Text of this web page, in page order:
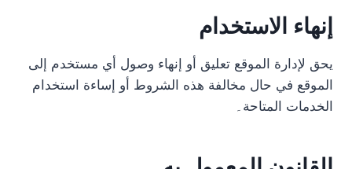
إنهاء الاستخدام
يحق لإدارة الموقع تعليق أو إنهاء وصول أي مستخدم إلى
الموقع في حال مخالفة هذه الشروط أو إساءة استخدام
الخدمات المتاحة۔